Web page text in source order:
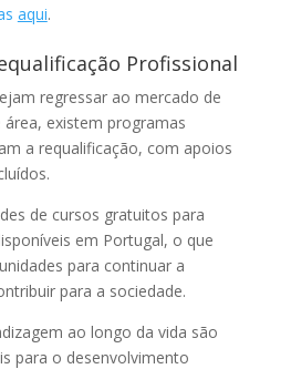
aqui.
Profissional
regressar ao mercado de
existem programas
a requalificação, com apoios
de cursos gratuitos para
em Portugal, o que
para continuar a
para a sociedade.
ao longo da vida são
para o desenvolvimento